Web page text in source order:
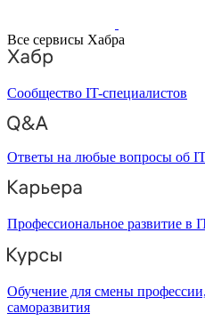
Все сервисы Хабра
Сообщество IT-специалистов
Ответы на любые вопросы об
Профессиональное развитие в
Обучение для смены
саморазвития